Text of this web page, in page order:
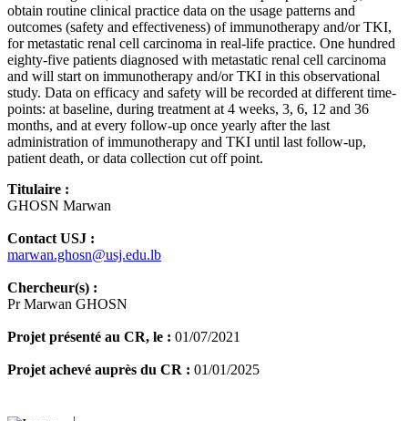
obtain routine clinical practice data on the usage patterns and
outcomes (safety and effectiveness) of immunotherapy and/or TKI,
for metastatic renal cell carcinoma in real-life practice. One hundred
eighty-five patients diagnosed with metastatic renal cell carcinoma
and will start on immunotherapy and/or TKI in this observational
study. Data on efficacy and safety will be recorded at different time-
points: at baseline, during treatment at 4 weeks, 3, 6, 12 and 36
months, and at every follow-up once yearly after the last
administration of immunotherapy and TKI until last follow-up,
patient death, or data collection cut off point.
Titulaire :
GHOSN Marwan
Contact USJ :
marwan.ghosn@usj.edu.lb
Chercheur(s) :
Pr Marwan GHOSN
Projet présenté au CR, le : 01/07/2021
Projet achevé auprès du CR : 01/01/2025